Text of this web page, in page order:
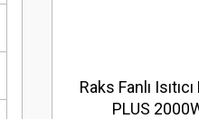
Raks Fanlı
PLUS